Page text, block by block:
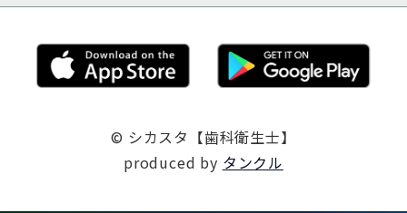
© シカスタ【歯科衛生士】
produced by タンクル